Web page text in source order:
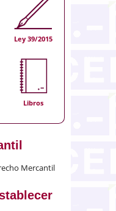
Ley 39/2015
Libros
Mercantil